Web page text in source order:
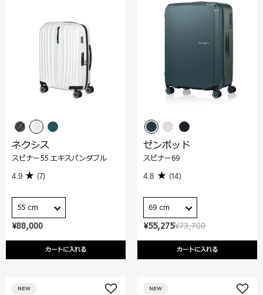
¥88,000
カートに入れる
ネクシス
スピナー55 エキスパンダブル
4.9 (7)
55 cm
¥73,700
¥55,275
カートに入れる
ゼンポッド
スピナー69
4.8 (14)
69 cm
NEW NEW